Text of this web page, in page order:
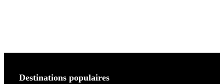
Destinations populaires